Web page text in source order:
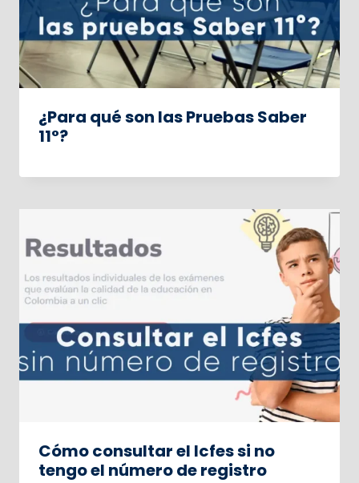
¿Para qué son las Pruebas Saber
11°?
Cómo consultar el Icfes si no
tengo el número de registro